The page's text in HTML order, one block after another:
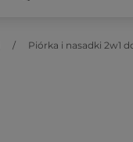
Piórka i nasadki 2w1